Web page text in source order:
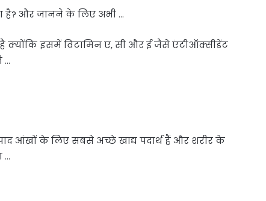
है? और जानने के लिए अभी …
क्योंकि इसमें विटामिन ए, सी और ई जैसे एंटीऑक्सीडेंट
…
आंखों के लिए सबसे अच्छे खाद्य पदार्थ हैं और शरीर के
…